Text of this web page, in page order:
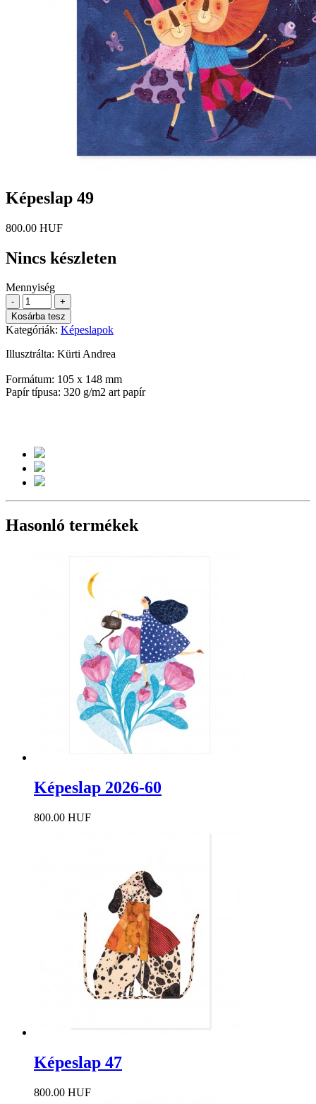
Képeslap 49
800.00 HUF
Nincs készleten
Mennyiség
-
+
Kosárba tesz
Kategóriák: Képeslapok
Illusztrálta: Kürti Andrea
Formátum: 105 x 148 mm
Papír típusa: 320 g/m2 art papír
Hasonló termékek
Képeslap 2026-60
800.00 HUF
Képeslap 47
800.00 HUF